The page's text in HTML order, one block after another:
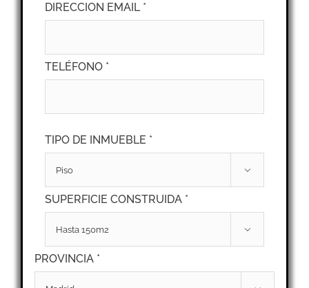
DIRECCION EMAIL *
TELÉFONO *
TIPO DE INMUEBLE *

SUPERFICIE CONSTRUIDA *

PROVINCIA *